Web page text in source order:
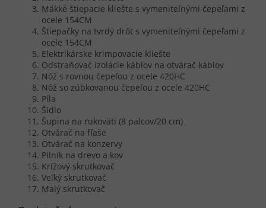
Mäkké štiepacie kliešte s vymeniteľnými čepeľami z
ocele 154CM
Štiepačky na tvrdý drôt s vymeniteľnými čepeľami z
ocele 154CM
Elektrikárske krimpovacie kliešte
Odstraňovač izolácie káblov na otvárač káblov
Nôž s rovnou čepeľou z ocele 420HC
Nôž so zúbkovanou čepeľou z ocele 420HC
Píla
Šidlo
Šupina na rukoväti (8 palcov/20 cm)
Otvárač na fľaše
Otvárač na konzervy
Pilník na drevo a kov
Krížový skrutkovač
Veľký skrutkovač
Malý skrutkovač